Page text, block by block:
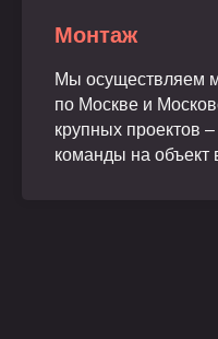
Монтаж
Мы осуществляем
по Москве и
крупных проектов
команды на объект